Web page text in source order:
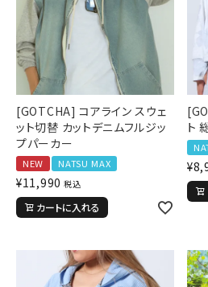
[GOTCHA] コアライン スウェ
ット切替 カットデニムフルジッ
プパーカー
NEW NATSU MAX
¥11,990 税込
カートに入れる
ト
¥